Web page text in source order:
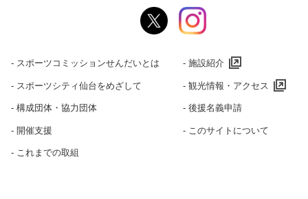
‐ スポーツコミッションせんだいとは ‐ 施設紹介
‐ スポーツシティ仙台をめざして ‐ 観光情報・アクセス
‐ 構成団体・協力団体 ‐ 後援名義申請
‐ 開催支援 ‐ このサイトについて
‐ これまでの取組